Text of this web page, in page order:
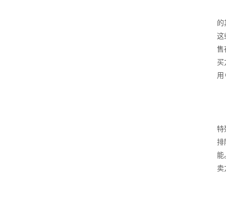
的
这
售
买
用
特
排
能
卖